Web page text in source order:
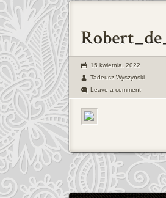
15 kwietnia, 2022
Tadeusz Wyszyński
Leave a comment